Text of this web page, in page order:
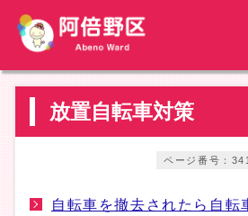
放置自転車対策
ページ番号：
自転車を撤去されたら自転